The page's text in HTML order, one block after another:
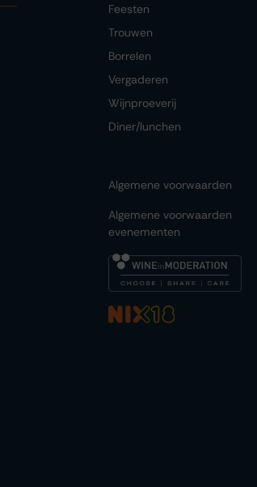
Feesten
Trouwen
Borrelen
Vergaderen
Wijnproeverij
Diner/lunchen
Algemene voorwaarden
Algemene voorwaarden
evenementen